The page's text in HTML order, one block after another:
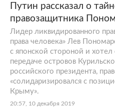
Путин рассказал о
правозащитника
Лидер ликвидированного
права человека» Лев
с японской стороной и хотел
передаче островов
российского президента,
«солидаризировался с
Крыму».
20:57, 10 декабря 2019